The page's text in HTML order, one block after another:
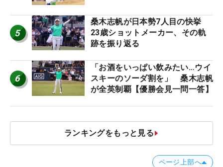
5
桑木志帆が日本勢7人目の快挙
23歳ショットメーカー、その軌
跡を振り返る
6
「お酒をいっぱい飲みたい…ウイ
スキーのソーダ割を」 桑木志帆
が全英制覇【優勝会見一問一答】
ランキングをもっと見る
ページ上部へ